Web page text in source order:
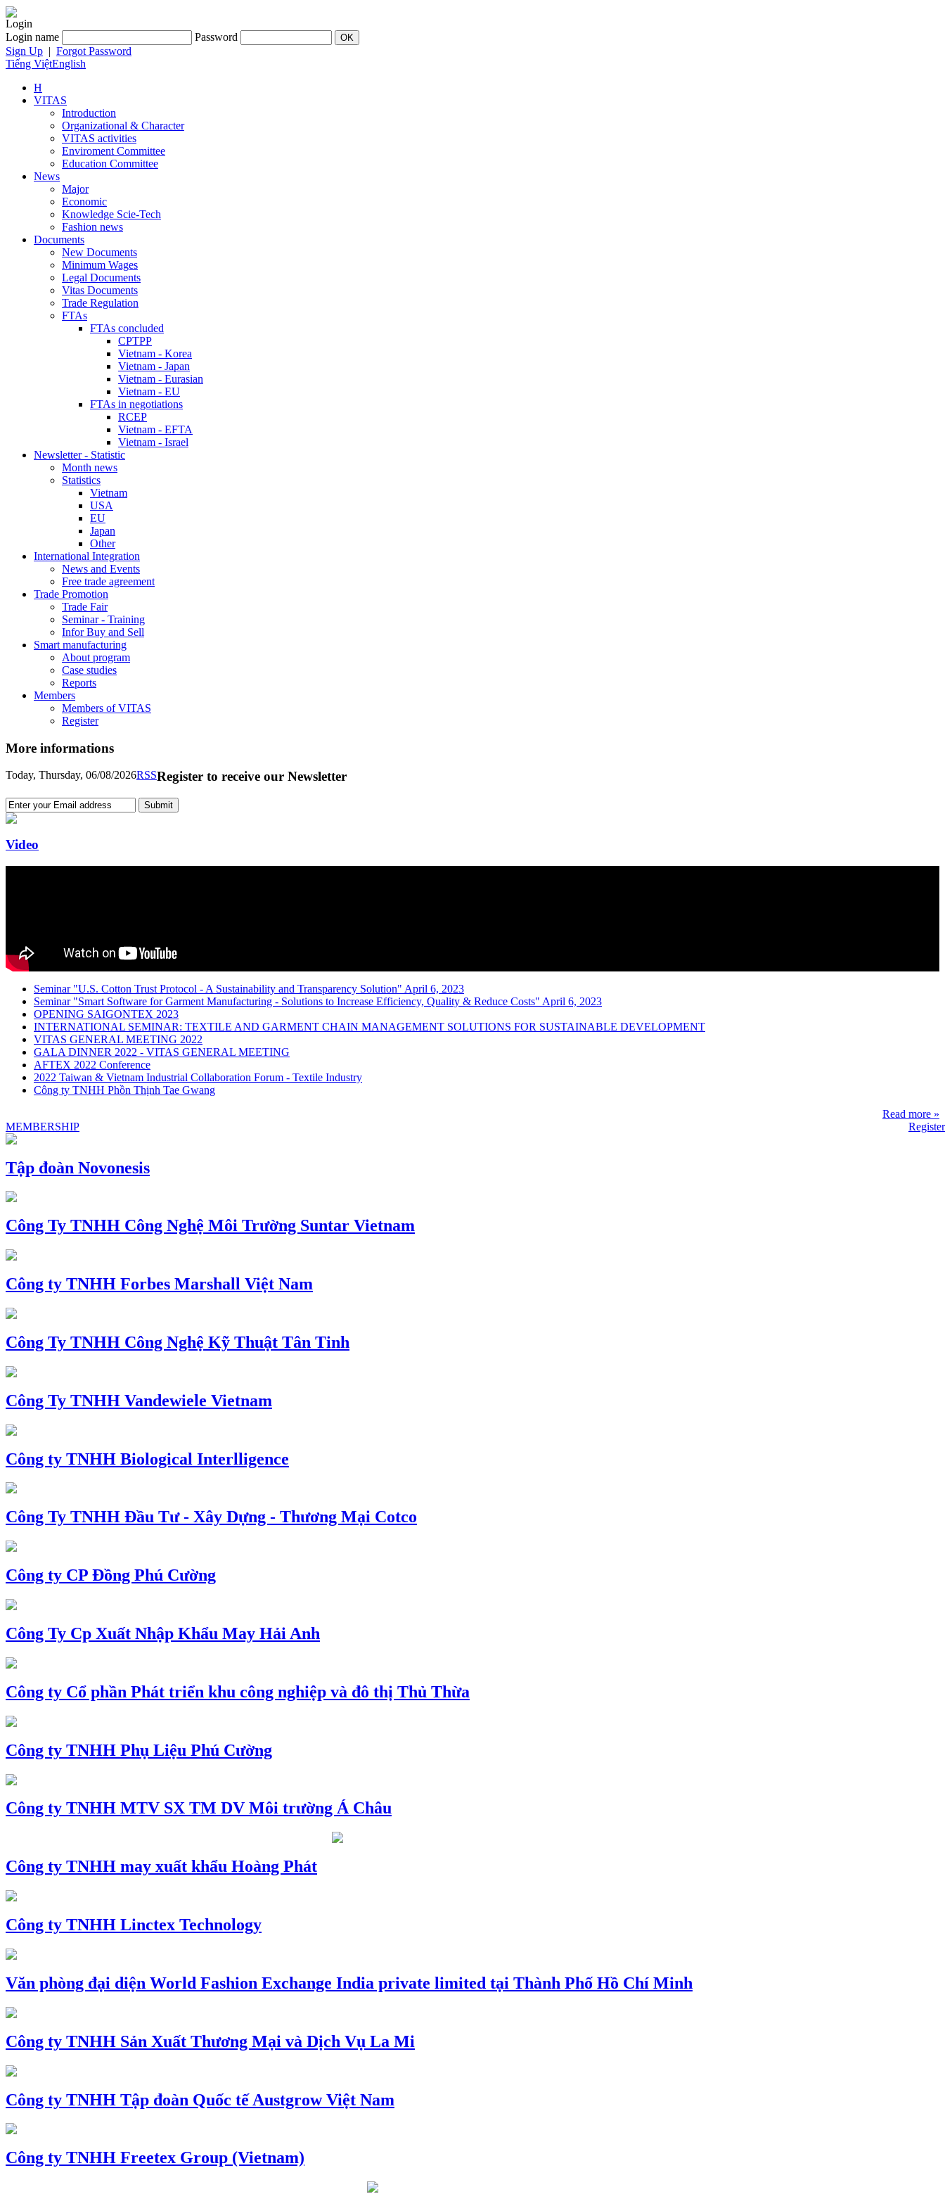
Login
Login name
Password
Sign Up | Forgot Password
Tiếng ViệtEnglish
H
VITAS
Introduction
Organizational & Character
VITAS activities
Enviroment Committee
Education Committee
News
Major
Economic
Knowledge Scie-Tech
Fashion news
Documents
New Documents
Minimum Wages
Legal Documents
Vitas Documents
Trade Regulation
FTAs
FTAs concluded
CPTPP
Vietnam - Korea
Vietnam - Japan
Vietnam - Eurasian
Vietnam - EU
FTAs in negotiations
RCEP
Vietnam - EFTA
Vietnam - Israel
Newsletter - Statistic
Month news
Statistics
Vietnam
USA
EU
Japan
Other
International Integration
News and Events
Free trade agreement
Trade Promotion
Trade Fair
Seminar - Training
Infor Buy and Sell
Smart manufacturing
About program
Case studies
Reports
Members
Members of VITAS
Register
More informations
Today, Thursday, 06/08/2026RSSRegister to receive our Newsletter
Video
Seminar "U.S. Cotton Trust Protocol - A Sustainability and Transparency Solution" April 6, 2023
Seminar "Smart Software for Garment Manufacturing - Solutions to Increase Efficiency, Quality & Reduce Costs" April 6, 2023
OPENING SAIGONTEX 2023
INTERNATIONAL SEMINAR: TEXTILE AND GARMENT CHAIN MANAGEMENT SOLUTIONS FOR SUSTAINABLE DEVELOPMENT
VITAS GENERAL MEETING 2022
GALA DINNER 2022 - VITAS GENERAL MEETING
AFTEX 2022 Conference
2022 Taiwan & Vietnam Industrial Collaboration Forum - Textile Industry
Công ty TNHH Phồn Thịnh Tae Gwang
Read more »
MEMBERSHIP
Register
Tập đoàn Novonesis
Công Ty TNHH Công Nghệ Môi Trường Suntar Vietnam
Công ty TNHH Forbes Marshall Việt Nam
Công Ty TNHH Công Nghệ Kỹ Thuật Tân Tinh
Công Ty TNHH Vandewiele Vietnam
Công ty TNHH Biological Interlligence
Công Ty TNHH Đầu Tư - Xây Dựng - Thương Mại Cotco
Công ty CP Đồng Phú Cường
Công Ty Cp Xuất Nhập Khẩu May Hải Anh
Công ty Cổ phần Phát triển khu công nghiệp và đô thị Thủ Thừa
Công ty TNHH Phụ Liệu Phú Cường
Công ty TNHH MTV SX TM DV Môi trường Á Châu
Công ty TNHH may xuất khẩu Hoàng Phát
Công ty TNHH Linctex Technology
Văn phòng đại diện World Fashion Exchange India private limited tại Thành Phố Hồ Chí Minh
Công ty TNHH Sản Xuất Thương Mại và Dịch Vụ La Mi
Công ty TNHH Tập đoàn Quốc tế Austgrow Việt Nam
Công ty TNHH Freetex Group (Vietnam)